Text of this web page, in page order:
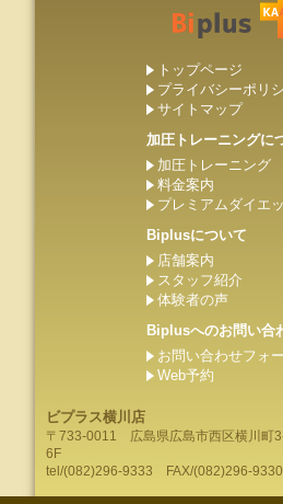
トップページ
プライバシーポリ
サイトマップ
加圧トレーニングに
加圧トレーニング
料金案内
プレミアムダイエ
Biplusについて
店舗案内
スタッフ紹介
体験者の声
Biplusへのお問い合
お問い合わせフォ
Web予約
ビプラス横川店
〒733-0011 広島県広島市西区横川町
6F
tel/(082)296-9333 FAX/(082)296-9330